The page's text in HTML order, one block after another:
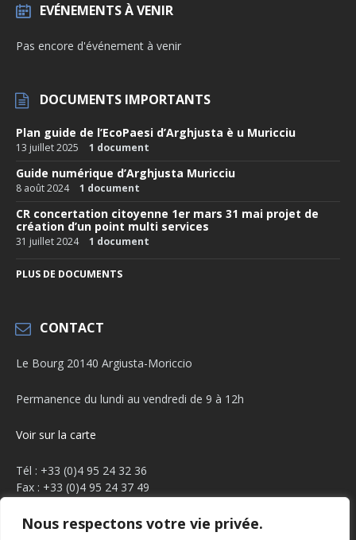
Nous respectons votre vie privée.
EVÉNEMENTS À VENIR
Pas encore d'événement à venir
DOCUMENTS IMPORTANTS
Plan guide de l’EcoPaesi d’Arghjusta è u Muricciu
13 juillet 2025 1 document
Guide numérique d’Arghjusta Muricciu
8 août 2024 1 document
CR concertation citoyenne 1er mars 31 mai projet de
création d’un point multi services
31 juillet 2024 1 document
PLUS DE DOCUMENTS
CONTACT
Le Bourg 20140 Argiusta-Moriccio
Permanence du lundi au vendredi de 9 à 12h
Voir sur la carte
Tél : +33 (0)4 95 24 32 36
Fax : +33 (0)4 95 24 37 49